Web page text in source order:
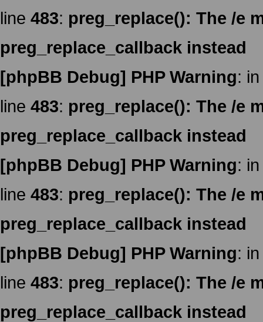
line 483: preg_replace(): The /e
preg_replace_callback instead
[phpBB Debug] PHP Warning:
line 483: preg_replace(): The /e
preg_replace_callback instead
[phpBB Debug] PHP Warning:
line 483: preg_replace(): The /e
preg_replace_callback instead
[phpBB Debug] PHP Warning:
line 483: preg_replace(): The /e
preg_replace_callback instead